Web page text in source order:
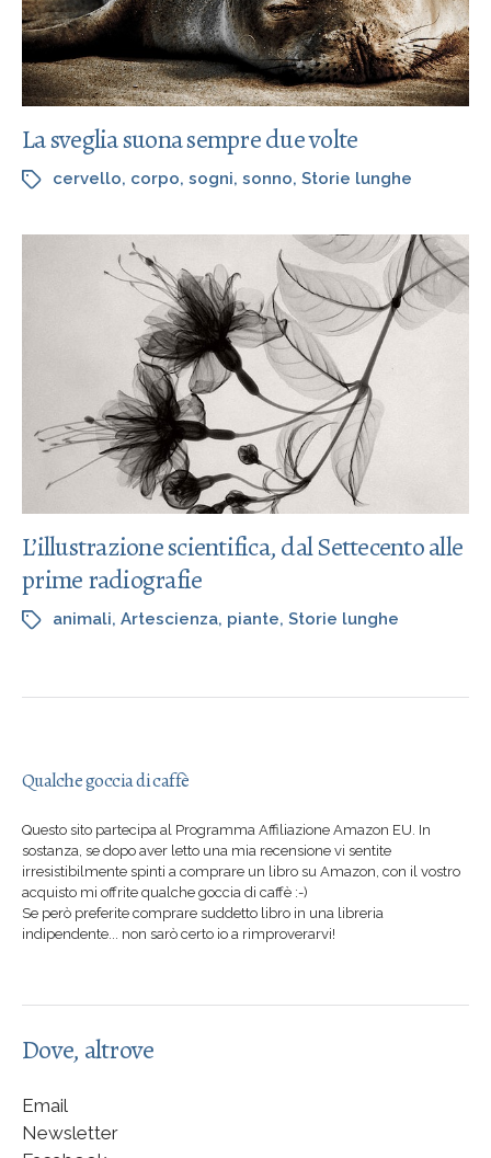
La sveglia suona sempre due volte
cervello, corpo, sogni, sonno, Storie lunghe
L’illustrazione scientifica, dal Settecento alle
prime radiografie
animali, Artescienza, piante, Storie lunghe
Qualche goccia di caffè
Questo sito partecipa al Programma Affiliazione Amazon EU. In
sostanza, se dopo aver letto una mia recensione vi sentite
irresistibilmente spinti a comprare un libro su Amazon, con il vostro
acquisto mi offrite qualche goccia di caffè :-)
Se però preferite comprare suddetto libro in una libreria
indipendente... non sarò certo io a rimproverarvi!
Dove, altrove
Email
Newsletter